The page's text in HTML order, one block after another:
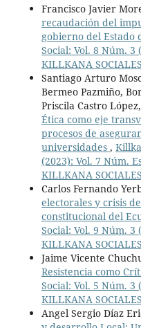
Francisco Javier
recaudación del
gobierno del Estado
Social: Vol. 8 Núm. 3
KILLKANA
Santiago Arturo
Bermeo Pazmiño,
Priscila Castro
Ética como eje
procesos de
universidades ,
(2023): Vol. 7 Núm.
KILLKANA
Carlos Fernando
electorales y crisis
constitucional del
Social: Vol. 9 Núm. 3
KILLKANA
Jaime Vicente
Resistencia como
Social: Vol. 5 Núm. 3
KILLKANA
Angel Sergio Díaz